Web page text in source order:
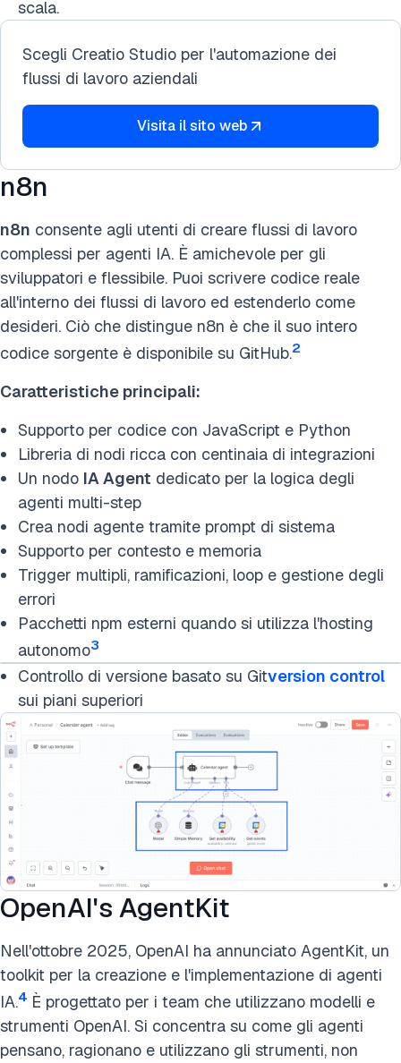
scala.
Scegli Creatio Studio per l'automazione dei
flussi di lavoro aziendali
Visita il sito web
n8n
n8n consente agli utenti di creare flussi di lavoro
complessi per agenti IA. È amichevole per gli
sviluppatori e flessibile. Puoi scrivere codice reale
all'interno dei flussi di lavoro ed estenderlo come
desideri. Ciò che distingue n8n è che il suo intero
codice sorgente è disponibile su GitHub.2
Caratteristiche principali:
Supporto per codice con JavaScript e Python
Libreria di nodi ricca con centinaia di integrazioni
Un nodo IA Agent dedicato per la logica degli
agenti multi-step
Crea nodi agente tramite prompt di sistema
Supporto per contesto e memoria
Trigger multipli, ramificazioni, loop e gestione degli
errori
Pacchetti npm esterni quando si utilizza l'hosting
autonomo3
Controllo di versione basato su Gitversion control
sui piani superiori
OpenAI's AgentKit
Nell'ottobre 2025, OpenAI ha annunciato AgentKit, un
toolkit per la creazione e l'implementazione di agenti
IA.4 È progettato per i team che utilizzano modelli e
strumenti OpenAI. Si concentra su come gli agenti
pensano, ragionano e utilizzano gli strumenti, non